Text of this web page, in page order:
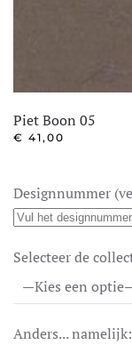
Piet Boon 05
€ 41,00
Designnummer
Selecteer de
Anders... namelijk: